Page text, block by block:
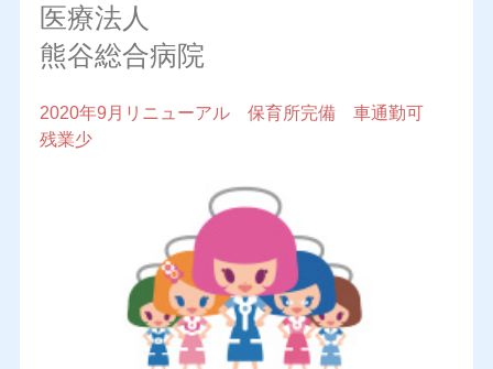
医療法人
熊谷総合病院
2020年9月リニューアル 保育所完備 車通勤可
残業少